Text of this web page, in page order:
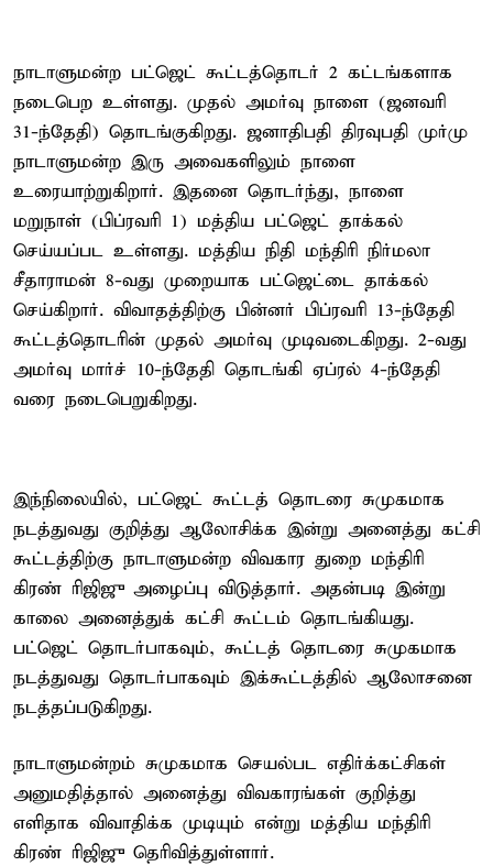
நாடாளுமன்ற பட்ஜெட் கூட்டத்தொடர் 2 கட்டங்களாக
நடைபெற உள்ளது. முதல் அமர்வு நாளை (ஜனவரி
31-ந்தேதி) தொடங்குகிறது. ஜனாதிபதி திரவுபதி முர்மு
நாடாளுமன்ற இரு அவைகளிலும் நாளை
உரையாற்றுகிறார். இதனை தொடர்ந்து, நாளை
மறுநாள் (பிப்ரவரி 1) மத்திய பட்ஜெட் தாக்கல்
செய்யப்பட உள்ளது. மத்திய நிதி மந்திரி நிர்மலா
சீதாராமன் 8-வது முறையாக பட்ஜெட்டை தாக்கல்
செய்கிறார். விவாதத்திற்கு பின்னர் பிப்ரவரி 13-ந்தேதி
கூட்டத்தொடரின் முதல் அமர்வு முடிவடைகிறது. 2-வது
அமர்வு மார்ச் 10-ந்தேதி தொடங்கி ஏப்ரல் 4-ந்தேதி
வரை நடைபெறுகிறது.
இந்நிலையில், பட்ஜெட் கூட்டத் தொடரை சுமுகமாக
நடத்துவது குறித்து ஆலோசிக்க இன்று அனைத்து கட்சி
கூட்டத்திற்கு நாடாளுமன்ற விவகார துறை மந்திரி
கிரண் ரிஜிஜு அழைப்பு விடுத்தார். அதன்படி இன்று
காலை அனைத்துக் கட்சி கூட்டம் தொடங்கியது.
பட்ஜெட் தொடர்பாகவும், கூட்டத் தொடரை சுமுகமாக
நடத்துவது தொடர்பாகவும் இக்கூட்டத்தில் ஆலோசனை
நடத்தப்படுகிறது.
நாடாளுமன்றம் சுமுகமாக செயல்பட எதிர்க்கட்சிகள்
அனுமதித்தால் அனைத்து விவகாரங்கள் குறித்து
எளிதாக விவாதிக்க முடியும் என்று மத்திய மந்திரி
கிரண் ரிஜிஜு தெரிவித்துள்ளார்.